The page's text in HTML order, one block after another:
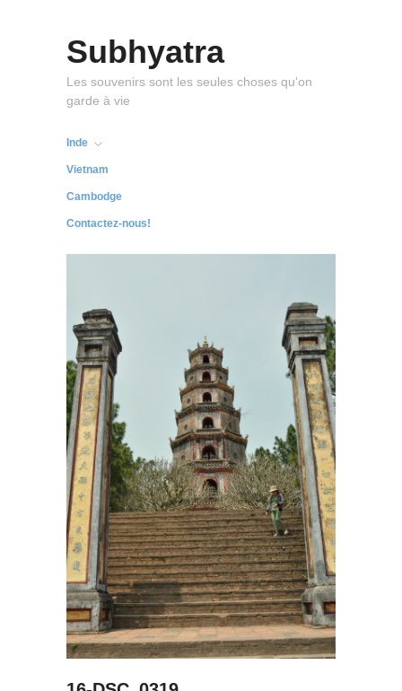
Subhyatra
Les souvenirs sont les seules choses qu'on
garde à vie
Inde
Vietnam
Cambodge
Contactez-nous!